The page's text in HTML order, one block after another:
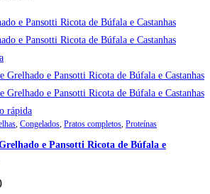
rápida
Congelados Pratos completos Proteínas
e Pansotti Ricota de Búfala e